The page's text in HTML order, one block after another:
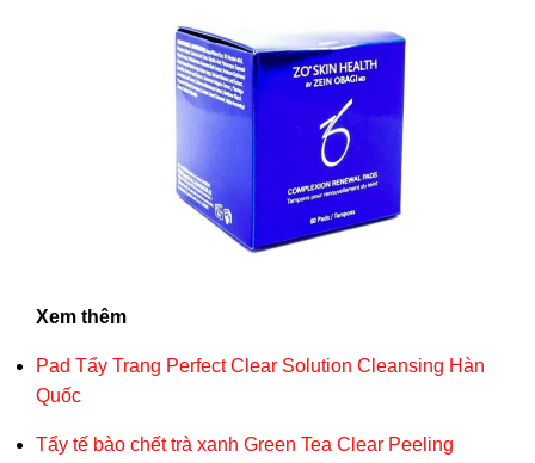
Xem thêm
Pad Tẩy Trang Perfect Clear Solution Cleansing Hàn
Quốc
Tẩy tế bào chết trà xanh Green Tea Clear Peeling